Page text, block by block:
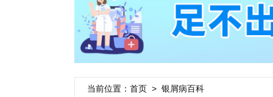
当前位置： 首页 > 银屑病百科